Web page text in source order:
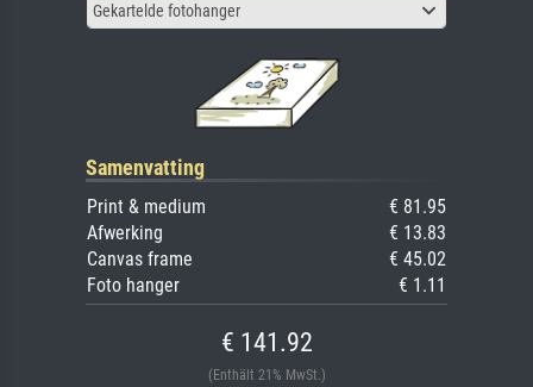
Gekartelde fotohanger
Samenvatting
Print & medium
€ 81.95
Afwerking
€ 13.83
Canvas frame
€ 45.02
Foto hanger
€ 1.11
€ 141.92
(Enthält 21% MwSt.)